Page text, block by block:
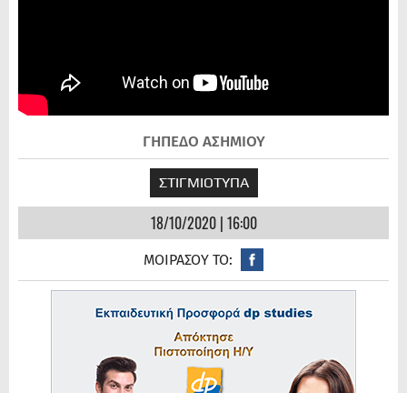
ΓΗΠΕΔΟ ΑΣΗΜΙΟΥ
ΣΤΙΓΜΙΟΤΥΠΑ
18/10/2020 | 16:00
ΜΟΙΡΑΣΟΥ ΤΟ: